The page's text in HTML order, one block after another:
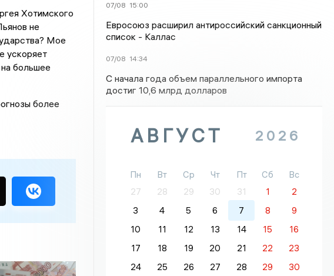
Хотимского
не
Мое
ускоряет
большее
более
07/08 15:00
Евросоюз расширил антироссийский санкционный
список - Каллас
07/08 14:34
С начала года объем параллельного импорта
достиг 10,6 млрд долларов
АВГУСТ 2026
Пн Вт Ср Чт Пт Сб
Вс
27
28 29 30 31 1
2
3
4 5 6 7 8
9
10
11 12 13 14 15
16
17
18 19 20 21 22
23
24
25 26 27 28 29
30